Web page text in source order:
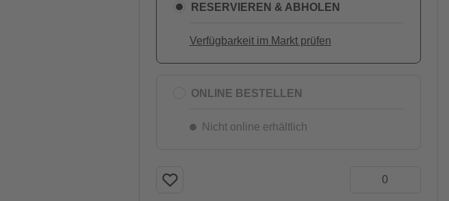
RESERVIEREN & ABHOLEN
Verfügbarkeit im Markt prüfen
ONLINE BESTELLEN
Nicht online erhältlich